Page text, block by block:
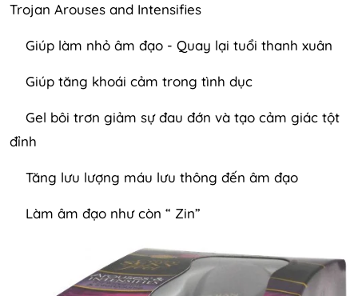
Trojan Arouses and Intensifies
Giúp làm nhỏ âm đạo - Quay lại tuổi thanh xuân
Giúp tăng khoái cảm trong tình dục
Gel bôi trơn giảm sự đau đớn và tạo cảm giác tột
đỉnh
Tăng lưu lượng máu lưu thông đến âm đạo
Làm âm đạo như còn “ Zin”